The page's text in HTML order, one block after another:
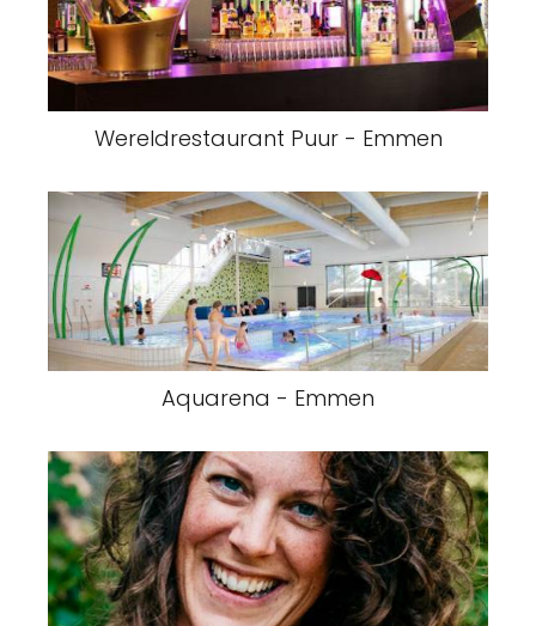
Wereldrestaurant Puur - Emmen
Aquarena - Emmen